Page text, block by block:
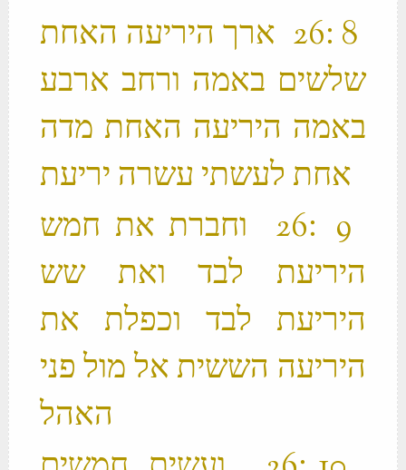
‫ 8 ׃26 ארך היריעה האחת
שלשים באמה ורחב ארבע
באמה היריעה האחת מדה
‫ 9 ׃26 וחברת את חמש
היריעת לבד ואת שש
היריעת לבד וכפלת את
היריעה הששית אל מול פני